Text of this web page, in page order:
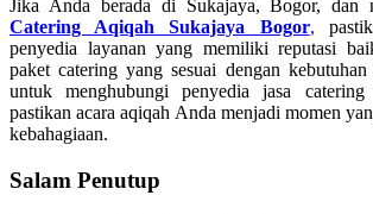
Jika Anda berada di Sukajaya, Bogor, dan
Catering Aqiqah Sukajaya Bogor,
penyedia layanan yang memiliki reputasi
paket catering yang sesuai dengan
untuk menghubungi penyedia jasa
pastikan acara aqiqah Anda menjadi momen
kebahagiaan.
Salam Penutup